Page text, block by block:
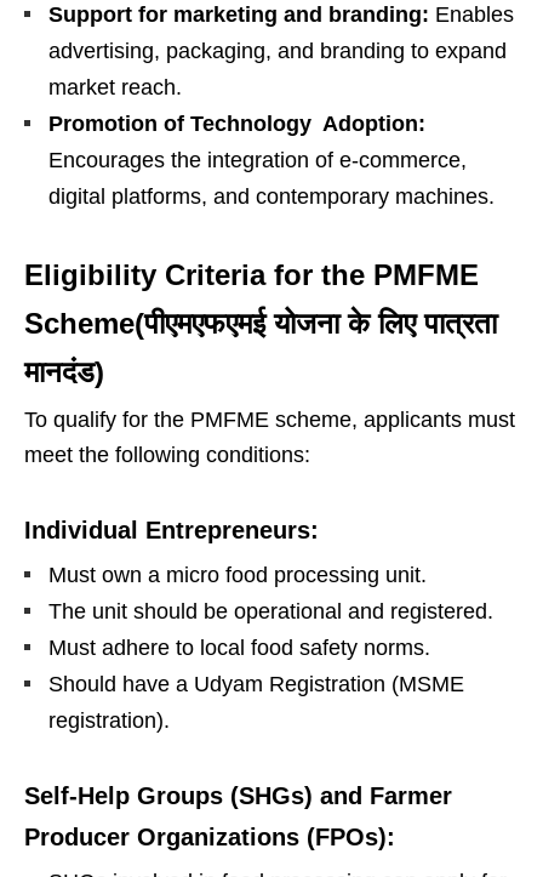
Support for marketing and branding: Enables
advertising, packaging, and branding to expand
market reach.
Promotion of Technology Adoption:
Encourages the integration of e-commerce,
digital platforms, and contemporary machines.
Eligibility Criteria for the PMFME
Scheme(पीएमएफएमई योजना के लिए पात्रता
मानदंड)
To qualify for the PMFME scheme, applicants must
meet the following conditions:
Individual Entrepreneurs:
Must own a micro food processing unit.
The unit should be operational and registered.
Must adhere to local food safety norms.
Should have a Udyam Registration (MSME
registration).
Self-Help Groups (SHGs) and Farmer
Producer Organizations (FPOs):